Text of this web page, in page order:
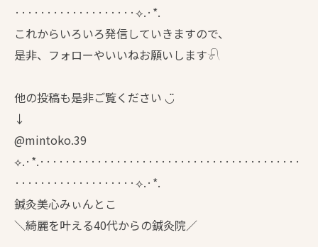
···················⟡.·*.
これからいろいろ発信していきますので、
是非、フォローやいいねお願いします𓍯
他の投稿も是非ご覧ください ◡̈
↓
@mintoko.39
⟡.·*.·········································
···················⟡.·*.
鍼灸美心みぃんとこ
＼綺麗を叶える40代からの鍼灸院／